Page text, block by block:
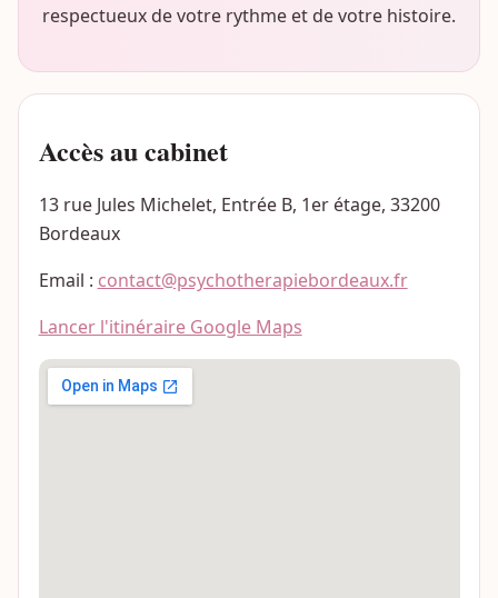
respectueux de votre rythme et de votre histoire.
Accès au cabinet
13 rue Jules Michelet, Entrée B, 1er étage, 33200
Bordeaux
Email : contact@psychotherapiebordeaux.fr
Lancer l'itinéraire Google Maps